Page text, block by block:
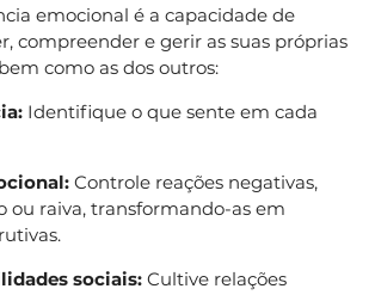
emocional é a capacidade de
compreender e gerir as suas próprias
como as dos outros:
Identifique o que sente em cada
Controle reações negativas,
ou raiva, transformando-as em
sociais: Cultive relações